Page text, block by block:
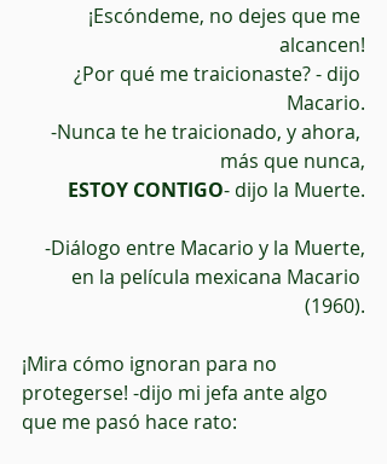
¡Escóndeme, no dejes que me
alcancen!
¿Por qué me traicionaste? - dijo
Macario.
-Nunca te he traicionado, y ahora,
más que nunca,
ESTOY CONTIGO- dijo la Muerte.
-Diálogo entre Macario y la Muerte,
en la película mexicana Macario
(1960).
¡Mira cómo ignoran para no
protegerse! -dijo mi jefa ante algo
que me pasó hace rato: